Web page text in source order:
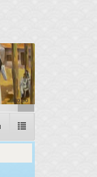
00:00